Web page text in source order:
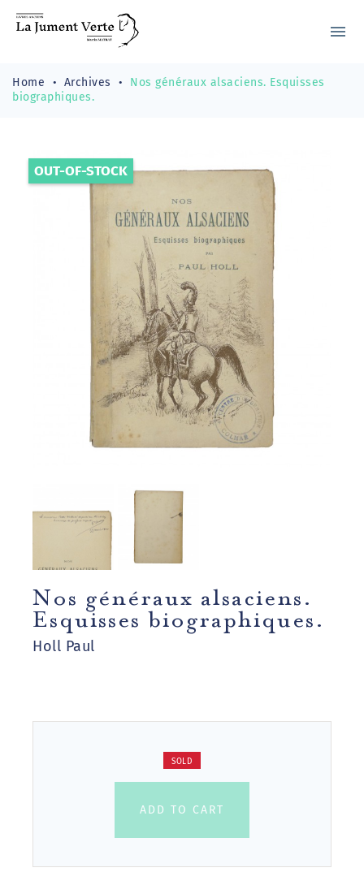
menu
Home Archives
Nos généraux alsaciens. Esquisses
biographiques.
OUT-OF-STOCK
Nos généraux alsaciens.
Esquisses biographiques.
Holl Paul
SOLD
ADD TO CART